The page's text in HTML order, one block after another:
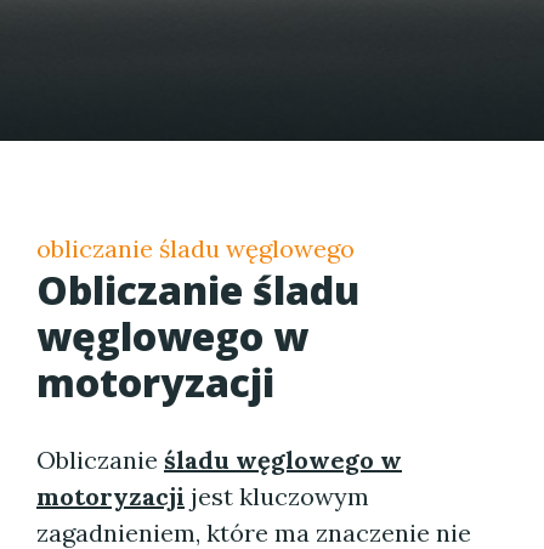
obliczanie śladu węglowego
Obliczanie śladu
węglowego w
motoryzacji
Obliczanie śladu węglowego w
motoryzacji jest kluczowym
zagadnieniem, które ma znaczenie nie